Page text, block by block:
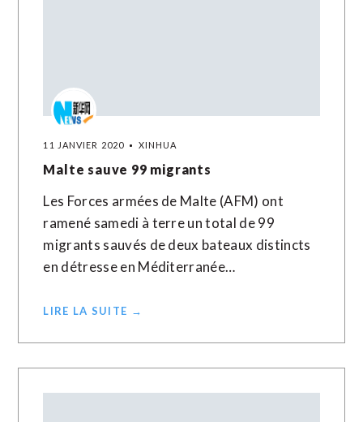
11 JANVIER 2020 XINHUA
Malte sauve 99 migrants
Les Forces armées de Malte (AFM) ont
ramené samedi à terre un total de 99
migrants sauvés de deux bateaux distincts
en détresse en Méditerranée…
LIRE LA SUITE →